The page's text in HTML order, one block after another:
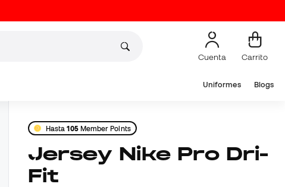
Cuenta Carrito
Uniformes Blogs
Hasta105Member Points
Jersey Nike Pro Dri-
Fit